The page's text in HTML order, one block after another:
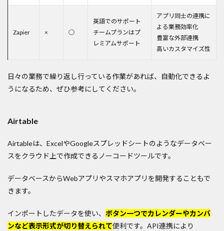
Zapier × ○
英語でのサポート
チームプランはプ
レミアムサポート
アプリ同士の連携に
よる業務効率化
豊富な外部連携
高いカスタマイズ性
日々の業務で繰り返し行っている作業があれば、自動化できるよ
うになるため、ぜひ参考にしてください。
Airtable
Airtableは、ExcelやGoogleスプレッドシートのようなデータベー
スをクラウド上で作成できるノーコードツールです。
データベースからWebアプリやスマホアプリを開発することもで
きます。
インポートしたデータを使い、 ボタン一つでカレンダーやカンバ
ンなど表示形式が切り替えられて便利です。API連携により